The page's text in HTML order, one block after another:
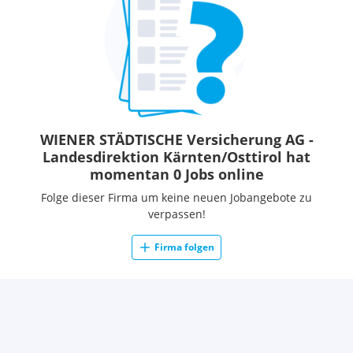
WIENER STÄDTISCHE Versicherung AG -
Landesdirektion Kärnten/Osttirol hat
momentan 0 Jobs online
Folge dieser Firma um keine neuen Jobangebote zu
verpassen!
Firma folgen